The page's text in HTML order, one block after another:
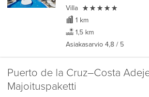
Villa 
1 km
1,5 km
Asiakasarvio 4,8 / 5
Puerto de la Cruz–Costa
Majoituspaketti